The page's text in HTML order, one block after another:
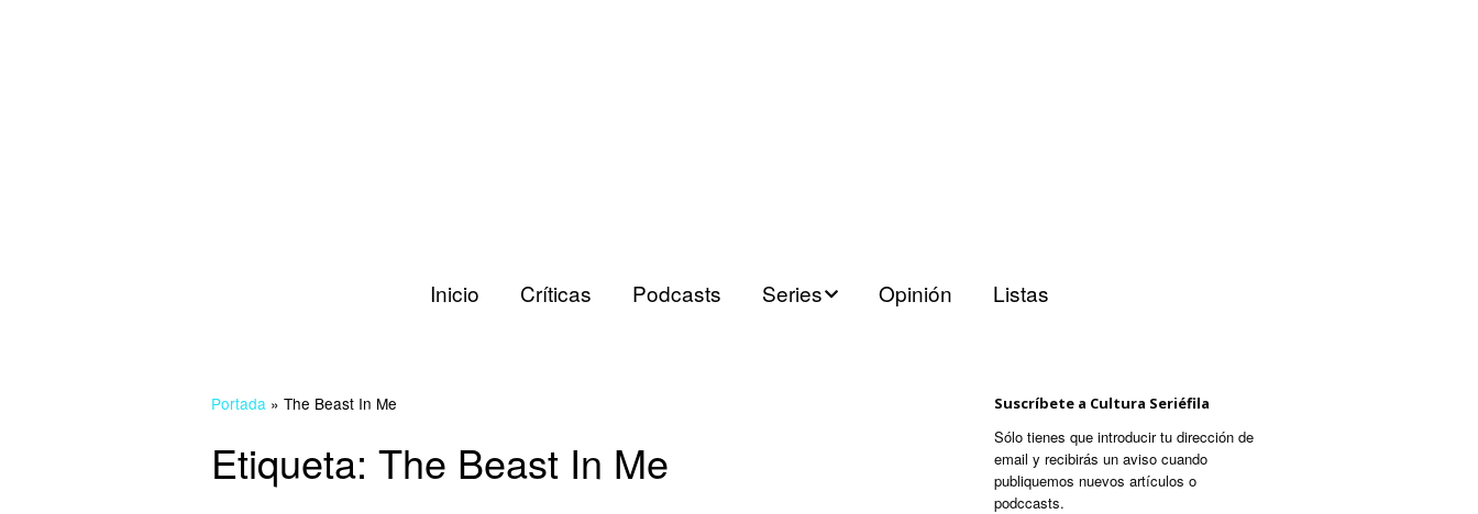
Inicio Críticas Podcasts Series Opinión Listas
Portada » The Beast In Me
Etiqueta: The Beast In Me
Suscríbete a Cultura Seriéfila
Sólo tienes que introducir tu dirección de
email y recibirás un aviso cuando
publiquemos nuevos artículos o
podccasts.